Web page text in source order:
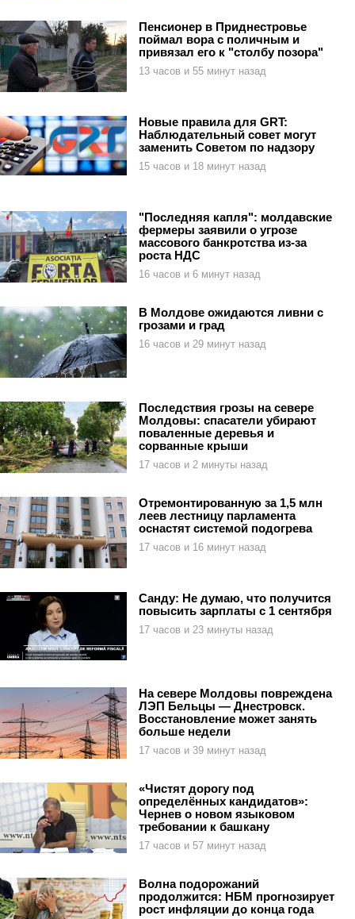
Пенсионер в Приднестровье
поймал вора с поличным и
привязал его к "столбу позора"
13 часов и 55 минут назад
Новые правила для GRT:
Наблюдательный совет могут
заменить Советом по надзору
15 часов и 18 минут назад
"Последняя капля": молдавские
фермеры заявили о угрозе
массового банкротства из-за
роста НДС
16 часов и 6 минут назад
В Молдове ожидаются ливни с
грозами и град
16 часов и 29 минут назад
Последствия грозы на севере
Молдовы: спасатели убирают
поваленные деревья и
сорванные крыши
17 часов и 2 минуты назад
Отремонтированную за 1,5 млн
леев лестницу парламента
оснастят системой подогрева
17 часов и 16 минут назад
Санду: Не думаю, что получится
повысить зарплаты с 1 сентября
17 часов и 23 минуты назад
На севере Молдовы повреждена
ЛЭП Бельцы — Днестровск.
Восстановление может занять
больше недели
17 часов и 39 минут назад
«Чистят дорогу под
определённых кандидатов»:
Чернев о новом языковом
требовании к башкану
17 часов и 57 минут назад
Волна подорожаний
продолжится: НБМ прогнозирует
рост инфляции до конца года